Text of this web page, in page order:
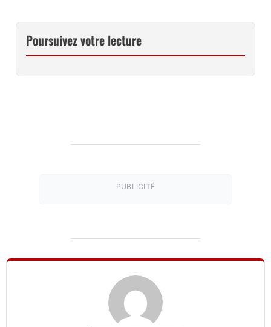
Poursuivez votre lecture
PUBLICITÉ